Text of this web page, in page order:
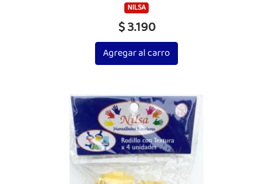
NILSA
$ 3.190
Agregar al carro